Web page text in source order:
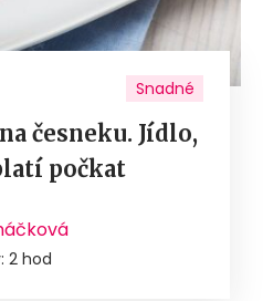
Snadné
česneku. Jídlo,
počkat
2 hod